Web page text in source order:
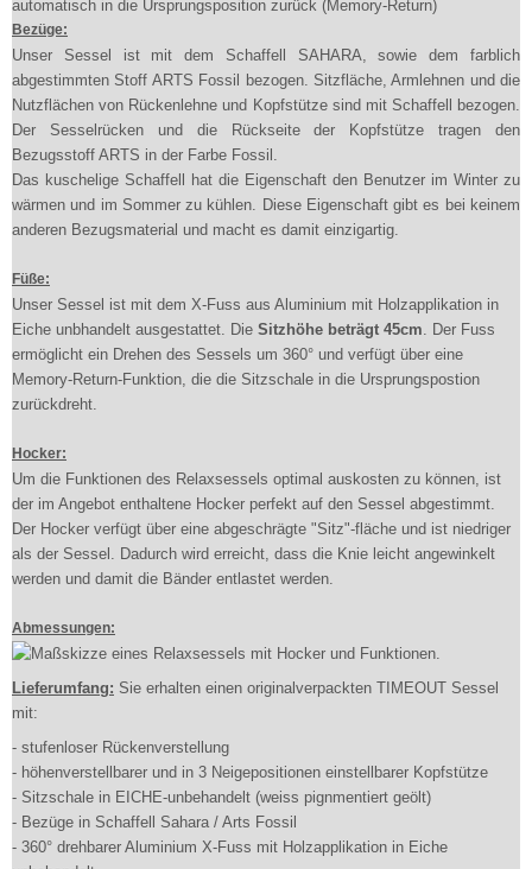
automatisch in die Ursprungsposition zurück (Memory-Return)
Bezüge:
Unser Sessel ist mit dem Schaffell SAHARA, sowie dem farblich
abgestimmten Stoff ARTS Fossil bezogen. Sitzfläche, Armlehnen und die
Nutzflächen von Rückenlehne und Kopfstütze sind mit Schaffell bezogen.
Der Sesselrücken und die Rückseite der Kopfstütze tragen den
Bezugsstoff ARTS in der Farbe Fossil.
Das kuschelige Schaffell hat die Eigenschaft den Benutzer im Winter zu
wärmen und im Sommer zu kühlen. Diese Eigenschaft gibt es bei keinem
anderen Bezugsmaterial und macht es damit einzigartig.
Füße:
Unser Sessel ist mit dem X-Fuss aus Aluminium mit Holzapplikation in
Eiche unbhandelt ausgestattet. Die Sitzhöhe beträgt 45cm. Der Fuss
ermöglicht ein Drehen des Sessels um 360° und verfügt über eine
Memory-Return-Funktion, die die Sitzschale in die Ursprungspostion
zurückdreht.
Hocker:
Um die Funktionen des Relaxsessels optimal auskosten zu können, ist
der im Angebot enthaltene Hocker perfekt auf den Sessel abgestimmt.
Der Hocker verfügt über eine abgeschrägte "Sitz"-fläche und ist niedriger
als der Sessel. Dadurch wird erreicht, dass die Knie leicht angewinkelt
werden und damit die Bänder entlastet werden.
Abmessungen:
Lieferumfang: Sie erhalten einen originalverpackten TIMEOUT Sessel
mit:
- stufenloser Rückenverstellung
- höhenverstellbarer und in 3 Neigepositionen einstellbarer Kopfstütze
- Sitzschale in EICHE-unbehandelt (weiss pignmentiert geölt)
- Bezüge in Schaffell Sahara / Arts Fossil
- 360° drehbarer Aluminium X-Fuss mit Holzapplikation in Eiche